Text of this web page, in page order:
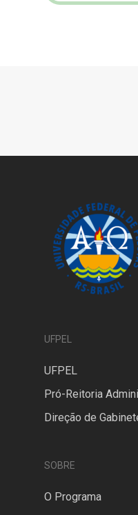
UFPEL
UFPEL
Pró-Reitoria
Direção de
SOBRE
O Programa